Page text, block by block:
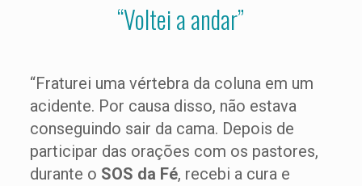
“Voltei a andar”
“Fraturei uma vértebra da coluna em um
acidente. Por causa disso, não estava
conseguindo sair da cama. Depois de
participar das orações com os pastores,
durante o SOS da Fé, recebi a cura e